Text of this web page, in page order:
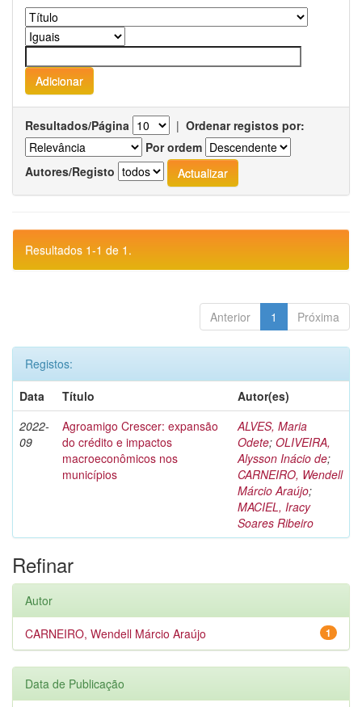
Resultados/Página | Ordenar registos por:
Por ordem
Autores/Registo
Resultados 1-1 de 1.
Anterior 1 Próxima
Registos:
Data
Título
Autor(es)
2022-
09
Agroamigo Crescer: expansão
do crédito e impactos
macroeconômicos nos
municípios
ALVES, Maria
Odete; OLIVEIRA,
Alysson Inácio de;
CARNEIRO, Wendell
Márcio Araújo;
MACIEL, Iracy
Soares Ribeiro
Refinar
Autor
1
CARNEIRO, Wendell Márcio Araújo
Data de Publicação